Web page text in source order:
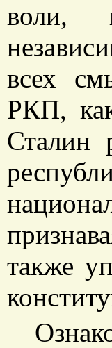
воли,
всех
РКП,
Сталин
также